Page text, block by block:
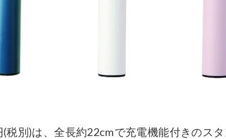
(税別)は、全長約22cmで充電機能付きのス